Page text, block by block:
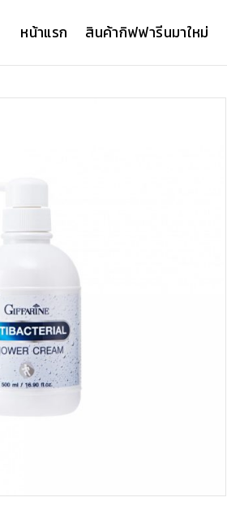
หน้าแรก สินค้ากิฟฟารีนมาใหม่